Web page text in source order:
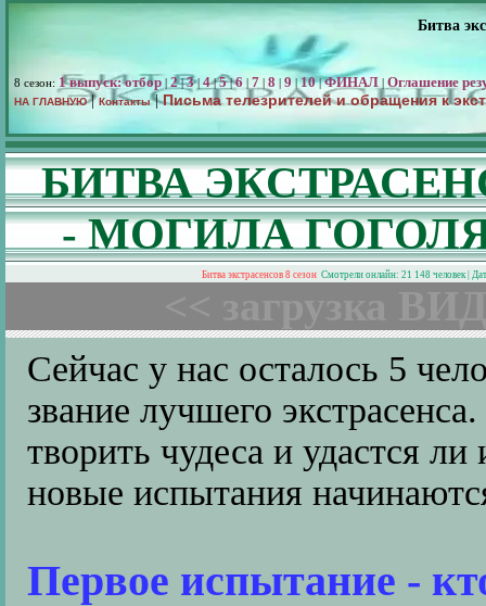
Битва
8 сезон: 1 выпуск: отбор | 2|3| 4|5|6 | 7 | 8 | 9|10|ФИНАЛ | Оглашение
НА ГЛАВНУЮ|Контакты|Письма телезрителей и обращения к
БИТВА
- МОГИЛА
Битва экстрасенсов 8 сезон Смотрели онлайн: 21 148 человек |
Сейчас у нас осталось 5
звание лучшего
творить чудеса и удастся
новые испытания
Первое испытание -